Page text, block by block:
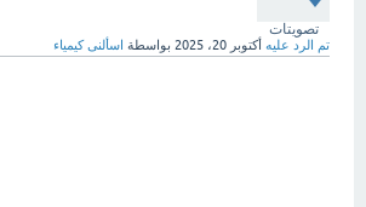
تصويتات
تم الرد عليه أكتوبر 20، 2025 بواسطة اسألنى كيمياء